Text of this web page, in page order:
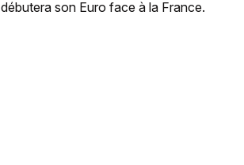
son Euro face à la France.